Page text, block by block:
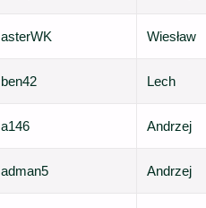
asterWK Wiesław
ben42 Lech
a146 Andrzej
adman5 Andrzej